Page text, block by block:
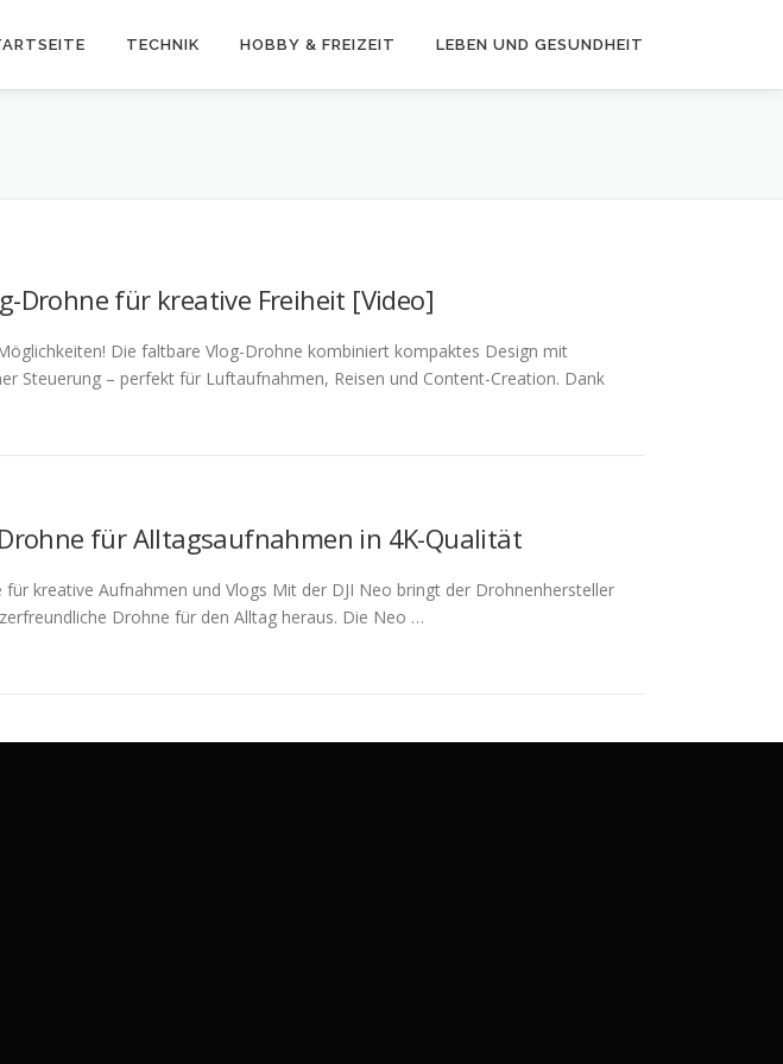
TECHNIK HOBBY & FREIZEIT LEBEN UND GESUNDHEIT
Drohne für kreative Freiheit [Video]
Die faltbare Vlog-Drohne kombiniert kompaktes Design mit
Steuerung – perfekt für Luftaufnahmen, Reisen und Content-Creation. Dank
Drohne für Alltagsaufnahmen in 4K-Qualität
kreative Aufnahmen und Vlogs Mit der DJI Neo bringt der Drohnenhersteller
Drohne für den Alltag heraus. Die Neo …